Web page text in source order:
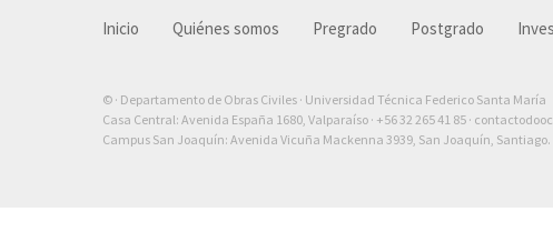
Inicio Quiénes somos Pregrado Postgrado
© · Departamento de Obras Civiles · Universidad Técnica Federico Santa María
Casa Central: Avenida España 1680, Valparaíso · +56 32 265 41 85 ·
Campus San Joaquín: Avenida Vicuña Mackenna 3939, San Joaquín, Santiago.